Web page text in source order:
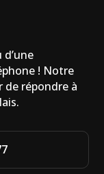
! Notre
de répondre à